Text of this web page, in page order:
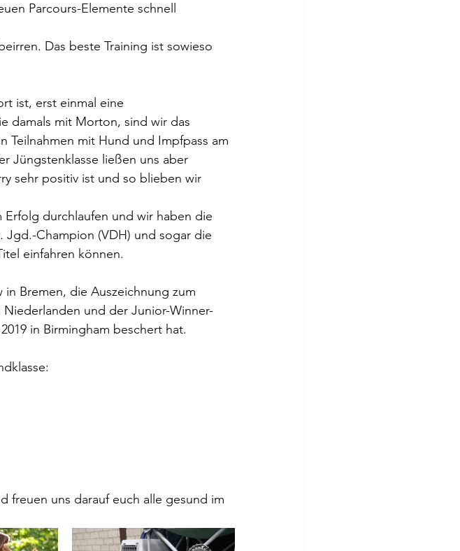
Parcours-Elemente schnell
Das beste Training ist sowieso
ist, erst einmal eine
damals mit Morton, sind wir das
Teilnahmen mit Hund und Impfpass am
Jüngstenklasse ließen uns aber
sehr positiv ist und so blieben wir
durchlaufen und wir haben die
Champion (VDH) und sogar die
einfahren können.
Bremen, die Auszeichnung zum
und der Junior-Winner-
in Birmingham beschert hat.
freuen uns darauf euch alle gesund im